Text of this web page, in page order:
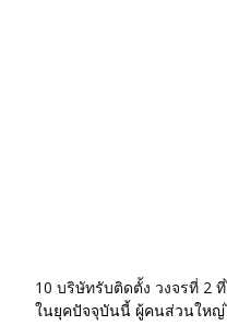
10 บริษัทรับติดตั้ง วงจรที่ 2
ในยุคปัจจุบันนี้ ผู้คนส่วนให